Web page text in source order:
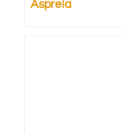
Asprela